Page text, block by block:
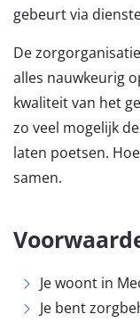
gebeurt via
De
alles nauwkeurig
kwaliteit van het
zo veel mogelijk
laten poetsen.
samen.
Je woont in
Je bent